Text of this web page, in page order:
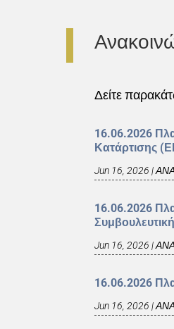
Δείτε
16.06.2026
Κατάρτισης
Jun 16, 2026 |
16.06.2026
Jun 16, 2026 |
16.06.2026
Jun 16, 2026 |